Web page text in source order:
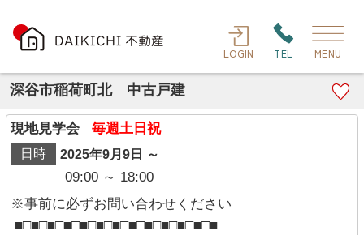
LOGIN TEL MENU
深谷市稲荷町北 中古戸建
現地見学会 毎週土日祝
日時 2025年9月9日 ～
09:00 ～ 18:00
※事前に必ずお問い合わせください
■□■□■□■□■□■□■□■□■□■□■□■□■